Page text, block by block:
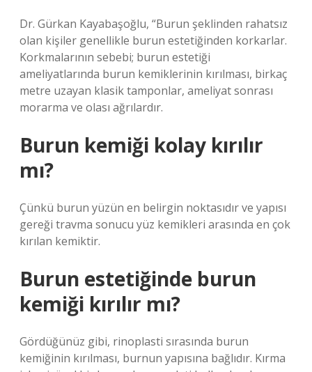
Dr. Gürkan Kayabaşoğlu, “Burun şeklinden rahatsız
olan kişiler genellikle burun estetiğinden korkarlar.
Korkmalarının sebebi; burun estetiği
ameliyatlarında burun kemiklerinin kırılması, birkaç
metre uzayan klasik tamponlar, ameliyat sonrası
morarma ve olası ağrılardır.
Burun kemiği kolay kırılır
mı?
Çünkü burun yüzün en belirgin noktasıdır ve yapısı
gereği travma sonucu yüz kemikleri arasında en çok
kırılan kemiktir.
Burun estetiğinde burun
kemiği kırılır mı?
Gördüğünüz gibi, rinoplasti sırasında burun
kemiğinin kırılması, burnun yapısına bağlıdır. Kırma